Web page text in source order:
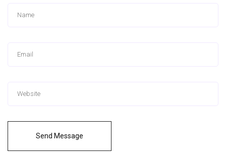
Send Message